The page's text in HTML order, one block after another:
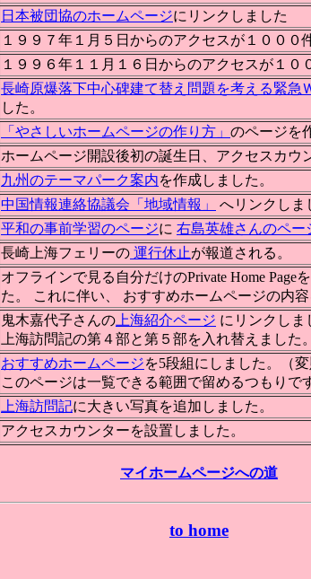
日本被団協のホームページにリンクしました
１９９７年１月５日からのアクセスが１０００
１９９６年１１月１６日からのアクセスが１０
長崎原爆落下中心碑建て替え問題を考える緊急
した。
「やさしいホームページの作り方」 のページを
ホームページ開設後初の誕生日、アクセスカウ
九州のテーマパーク案内を作成しました。
中国情報連絡協議会「地域情報」
へリンクしま
平和の事前学習のページに 右島英雄さんのペー
長崎上海フェリーの 運行休止が報道される。
オフラインで見る自分だけのPrivate Home Page
た。 これに伴い、 おすすめホームページの内
鬼木嘉代子さんの 上海紹介ページ にリンクしま
上海訪問記の第４部と第５部を入れ替えまし
おすすめホームページを5段組にしました。（変
このページは一覧できる範囲で留めるつもり
上海訪問記に大きい写真を追加しました。
アクセスカウンターを設置しました。
マイホームページへの道
to home